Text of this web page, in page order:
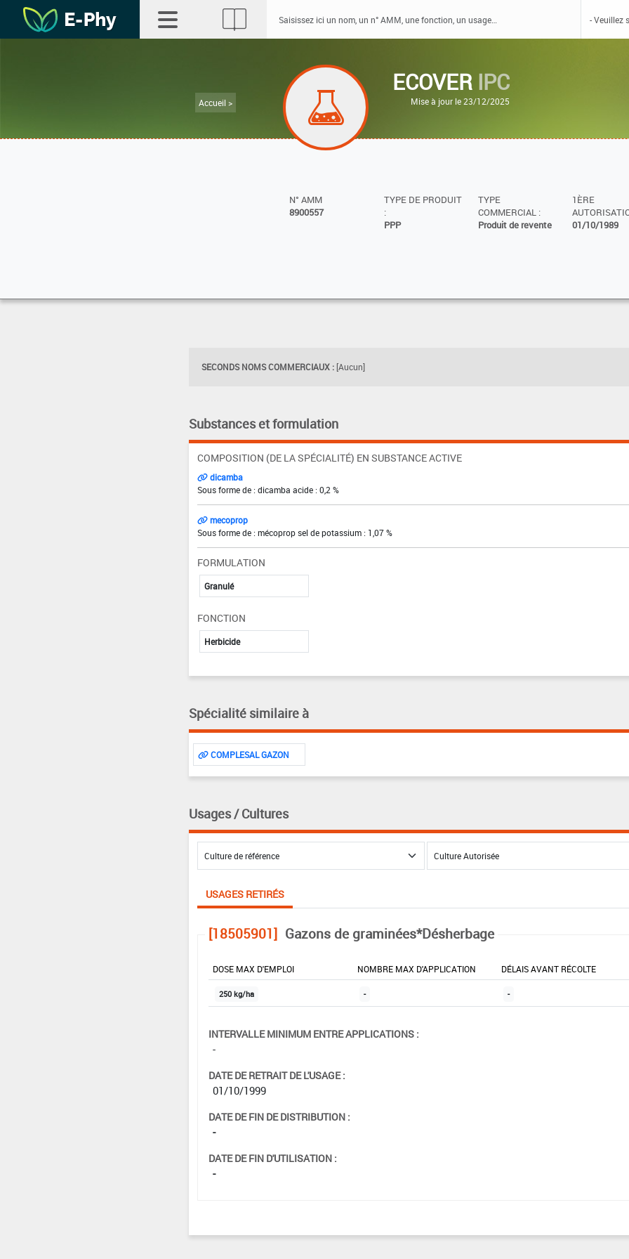
Accueil >
ECOVER IPC
Mise à jour le 23/12/2025
N° AMM
8900557
TYPE DE PRODUIT
:
PPP
TYPE
COMMERCIAL :
Produit de revente
1ÈRE
01/10/1989
SECONDS NOMS COMMERCIAUX : [Aucun]
Substances et formulation
COMPOSITION (DE LA SPÉCIALITÉ) EN SUBSTANCE ACTIVE
dicamba
Sous forme de : dicamba acide : 0,2 %
mecoprop
Sous forme de : mécoprop sel de potassium : 1,07 %
FORMULATION
Granulé
FONCTION
Herbicide
Spécialité similaire à
COMPLESAL GAZON
Usages / Cultures
USAGES RETIRÉS
[18505901] Gazons de graminées*Désherbage
DOSE MAX D'EMPLOI NOMBRE MAX D'APPLICATION DÉLAIS AVANT RÉCOLTE
250 kg/ha - -
INTERVALLE MINIMUM ENTRE APPLICATIONS :
-
DATE DE RETRAIT DE L'USAGE :
01/10/1999
DATE DE FIN DE DISTRIBUTION :
-
DATE DE FIN D'UTILISATION :
-